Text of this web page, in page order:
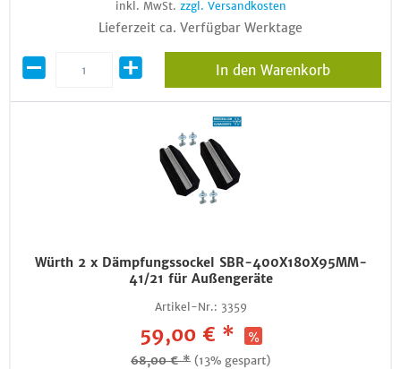
inkl. MwSt. zzgl. Versandkosten
Lieferzeit ca. Verfügbar Werktage
In den Warenkorb
Würth 2 x Dämpfungssockel SBR-400X180X95MM-
41/21 für Außengeräte
Artikel-Nr.: 3359
59,00 € *
68,00 € * (13% gespart)